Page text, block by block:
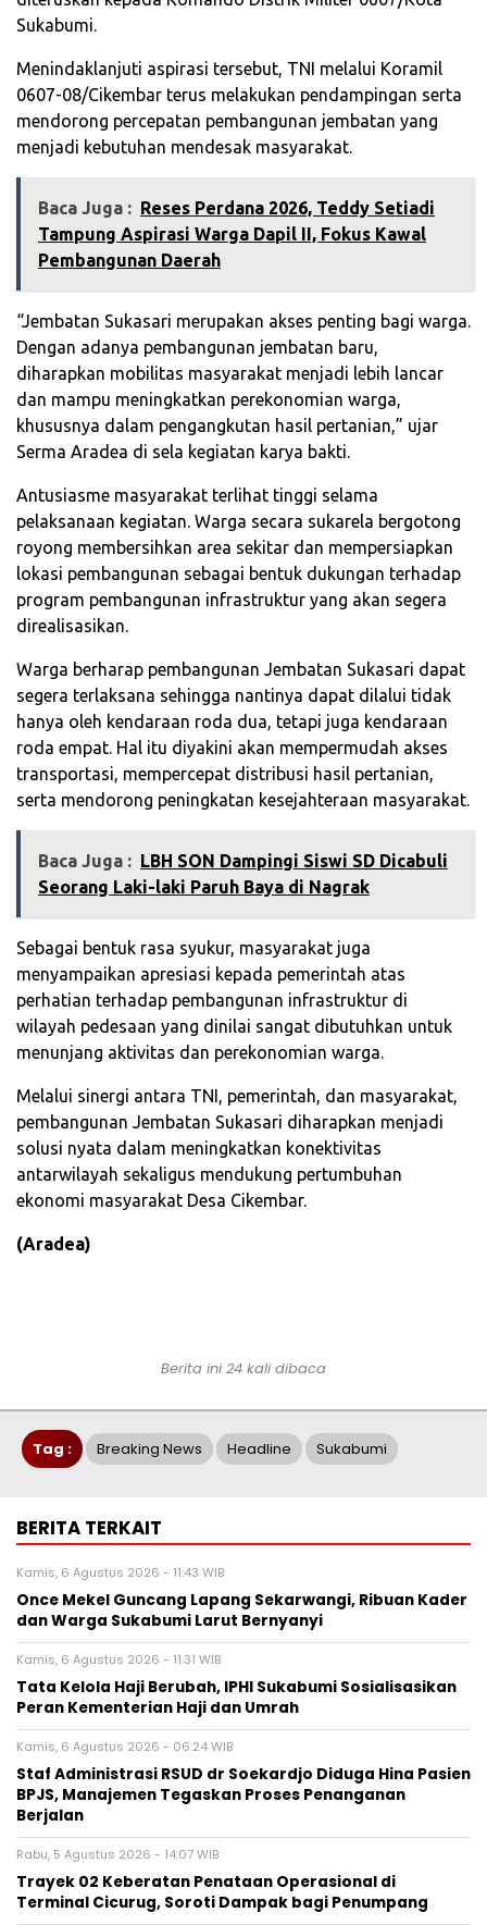
Sukabumi.
Menindaklanjuti aspirasi tersebut, TNI melalui Koramil
0607-08/Cikembar terus melakukan pendampingan serta
mendorong percepatan pembangunan jembatan yang
menjadi kebutuhan mendesak masyarakat.
Baca Juga : ‎Reses Perdana 2026, Teddy Setiadi
Tampung Aspirasi Warga Dapil II, Fokus Kawal
Pembangunan Daerah‎
“Jembatan Sukasari merupakan akses penting bagi warga.
Dengan adanya pembangunan jembatan baru,
diharapkan mobilitas masyarakat menjadi lebih lancar
dan mampu meningkatkan perekonomian warga,
khususnya dalam pengangkutan hasil pertanian,” ujar
Serma Aradea di sela kegiatan karya bakti.
Antusiasme masyarakat terlihat tinggi selama
pelaksanaan kegiatan. Warga secara sukarela bergotong
royong membersihkan area sekitar dan mempersiapkan
lokasi pembangunan sebagai bentuk dukungan terhadap
program pembangunan infrastruktur yang akan segera
direalisasikan.
Warga berharap pembangunan Jembatan Sukasari dapat
segera terlaksana sehingga nantinya dapat dilalui tidak
hanya oleh kendaraan roda dua, tetapi juga kendaraan
roda empat. Hal itu diyakini akan mempermudah akses
transportasi, mempercepat distribusi hasil pertanian,
serta mendorong peningkatan kesejahteraan masyarakat.
Baca Juga : LBH SON Dampingi Siswi SD Dicabuli
Seorang Laki-laki Paruh Baya di Nagrak
Sebagai bentuk rasa syukur, masyarakat juga
menyampaikan apresiasi kepada pemerintah atas
perhatian terhadap pembangunan infrastruktur di
wilayah pedesaan yang dinilai sangat dibutuhkan untuk
menunjang aktivitas dan perekonomian warga.
Melalui sinergi antara TNI, pemerintah, dan masyarakat,
pembangunan Jembatan Sukasari diharapkan menjadi
solusi nyata dalam meningkatkan konektivitas
antarwilayah sekaligus mendukung pertumbuhan
ekonomi masyarakat Desa Cikembar.
(Aradea)
Berita ini 24 kali dibaca
Tag : Breaking News Headline Sukabumi
BERITA TERKAIT
Kamis, 6 Agustus 2026 - 11:43 WIB
Once Mekel Guncang Lapang Sekarwangi, Ribuan Kader
dan Warga Sukabumi Larut Bernyanyi
Kamis, 6 Agustus 2026 - 11:31 WIB
Tata Kelola Haji Berubah, IPHI Sukabumi Sosialisasikan
Peran Kementerian Haji dan Umrah
Kamis, 6 Agustus 2026 - 06:24 WIB
Staf Administrasi RSUD dr Soekardjo Diduga Hina Pasien
BPJS, Manajemen Tegaskan Proses Penanganan
Berjalan
Rabu, 5 Agustus 2026 - 14:07 WIB
‎Trayek 02 Keberatan Penataan Operasional di
Terminal Cicurug, Soroti Dampak bagi Penumpang